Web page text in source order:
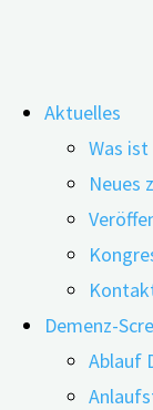
Inhalt
springen
Aktuelles
Was
Neues
Demenz-
Ablauf
von „Deep
23.03.2023